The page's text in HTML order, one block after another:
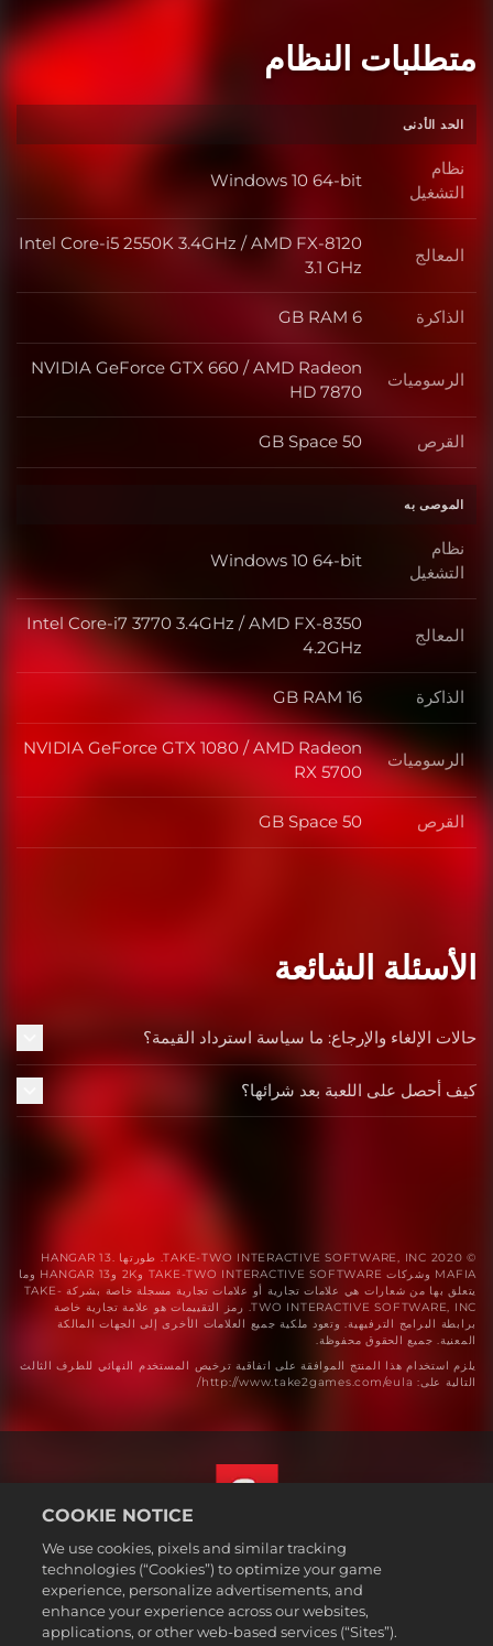
متطلبات النظام
الحد الأدنى
نظام
التشغيل
نظام التشغيل
Windows 10 64-bit
المعالج المعالج
Intel Core-i5 2550K 3.4GHz / AMD FX-8120
3.1 GHz
الذاكرة الذاكرة
6 GB RAM
الرسوميات الرسوميات
NVIDIA GeForce GTX 660 / AMD Radeon
HD 7870
القرص القرص
50 GB Space
الموصى به
نظام
التشغيل
نظام التشغيل
Windows 10 64-bit
المعالج المعالج
Intel Core-i7 3770 3.4GHz / AMD FX-8350
4.2GHz
الذاكرة الذاكرة
16 GB RAM
الرسوميات الرسوميات
NVIDIA GeForce GTX 1080 / AMD Radeon
RX 5700
القرص القرص
50 GB Space
الأسئلة الشائعة
حالات الإلغاء والإرجاع: ما سياسة استرداد القيمة؟
كيف أحصل على اللعبة بعد شرائها؟
© 2020 TAKE-TWO INTERACTIVE SOFTWARE, INC. طورتها HANGAR 13.
MAFIA وشركات TAKE-TWO INTERACTIVE SOFTWARE و2K وHANGAR 13 وما
يتعلق بها من شعارات هي علامات تجارية أو علامات تجارية مسجلة خاصة بشركة TAKE-
TWO INTERACTIVE SOFTWARE, INC. رمز التقييمات هو علامة تجارية خاصة
برابطة البرامج الترفيهية. وتعود ملكية جميع العلامات الأخرى إلى الجهات المالكة
المعنية. جميع الحقوق محفوظة.
يلزم استخدام هذا المنتج الموافقة على اتفاقية ترخيص المستخدم النهائي للطرف الثالث
التالية على: http://www.take2games.com/eula/
القسم القانوني
سياسة الخصوصية
سياسة ملفات تعريف الارتباط
العربية
COOKIE NOTICE
We use cookies, pixels and similar tracking
technologies (“Cookies”) to optimize your game
experience, personalize advertisements, and
enhance your experience across our websites,
applications, or other web-based services (“Sites”).